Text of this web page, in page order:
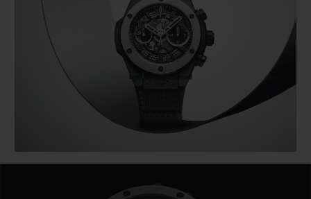
빅뱅
썸머 멀티 컬러 세라믹
빅뱅
피치 세라믹
스피릿 오브 빅
온라인 익스클